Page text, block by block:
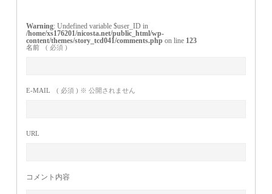
Warning : Undefined variable $user_ID in
/home/xs176201/nicosta.net/public_html/wp-
content/themes/story_tcd041/comments.php on line 123
名前 ( 必須 )
E-MAIL ( 必須 ) ※ 公開されません
URL
コメント内容